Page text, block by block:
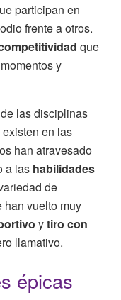
participan en
frente a otros.
que
y
las disciplinas
en las
han atravesado
a las habilidades
de
vuelto muy
ytiro con
llamativo.
épicas